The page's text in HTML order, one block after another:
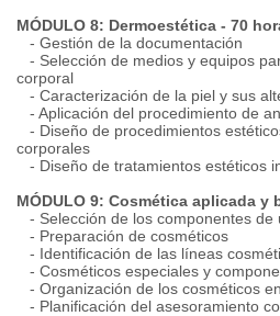
MÓDULO 8: Dermoestética - 70
- Gestión de la documentación
- Selección de medios y equipos
corporal
- Caracterización de la piel y sus
- Aplicación del procedimiento de
- Diseño de procedimientos
corporales
- Diseño de tratamientos estéticos
MÓDULO 9: Cosmética aplicada y
- Selección de los componentes de
- Preparación de cosméticos
- Identificación de las líneas
- Cosméticos especiales y
- Organización de los cosméticos
- Planificación del asesoramiento